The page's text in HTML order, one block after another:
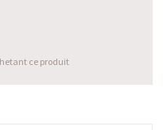
ce produit